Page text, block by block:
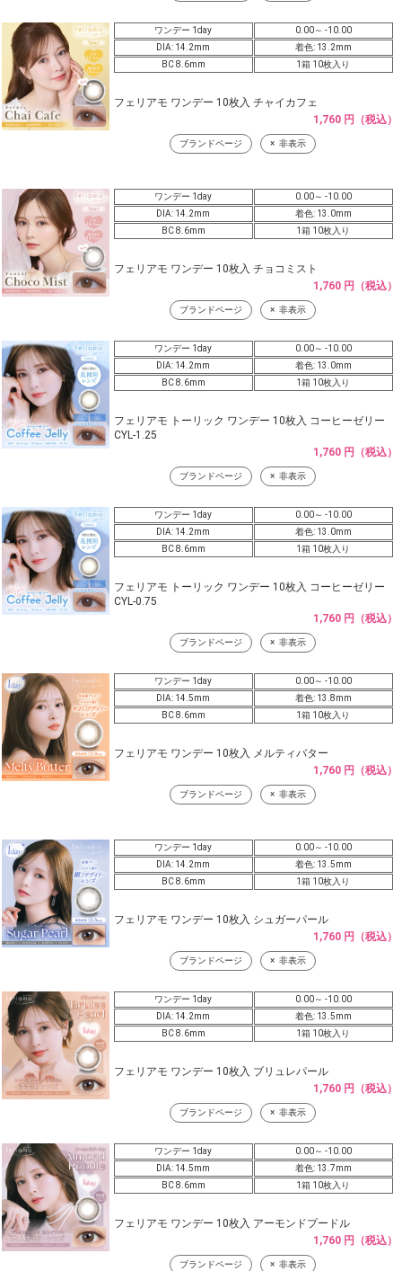
ワンデー 1day
0.00～ -10.00
DIA: 14.2mm
着色: 13.2mm
BC 8.6mm
1箱 10枚入り
フェリアモ ワンデー 10枚入 チャイカフェ
1,760 円（税込）
ブランドページ 非表示
ワンデー 1day
0.00～ -10.00
DIA: 14.2mm
着色: 13.0mm
BC 8.6mm
1箱 10枚入り
フェリアモ ワンデー 10枚入 チョコミスト
1,760 円（税込）
ブランドページ 非表示
ワンデー 1day
0.00～ -10.00
DIA: 14.2mm
着色: 13.0mm
BC 8.6mm
1箱 10枚入り
フェリアモ トーリック ワンデー 10枚入 コーヒーゼリー
CYL-1.25
1,760 円（税込）
ブランドページ 非表示
ワンデー 1day
0.00～ -10.00
DIA: 14.2mm
着色: 13.0mm
BC 8.6mm
1箱 10枚入り
フェリアモ トーリック ワンデー 10枚入 コーヒーゼリー
CYL-0.75
1,760 円（税込）
ブランドページ 非表示
ワンデー 1day
0.00～ -10.00
DIA: 14.5mm
着色: 13.8mm
BC 8.6mm
1箱 10枚入り
フェリアモ ワンデー 10枚入 メルティバター
1,760 円（税込）
ブランドページ 非表示
ワンデー 1day
0.00～ -10.00
DIA: 14.2mm
着色: 13.5mm
BC 8.6mm
1箱 10枚入り
フェリアモ ワンデー 10枚入 シュガーパール
1,760 円（税込）
ブランドページ 非表示
ワンデー 1day
0.00～ -10.00
DIA: 14.2mm
着色: 13.5mm
BC 8.6mm
1箱 10枚入り
フェリアモ ワンデー 10枚入 ブリュレパール
1,760 円（税込）
ブランドページ 非表示
ワンデー 1day
0.00～ -10.00
DIA: 14.5mm
着色: 13.7mm
BC 8.6mm
1箱 10枚入り
フェリアモ ワンデー 10枚入 アーモンドプードル
1,760 円（税込）
ブランドページ 非表示